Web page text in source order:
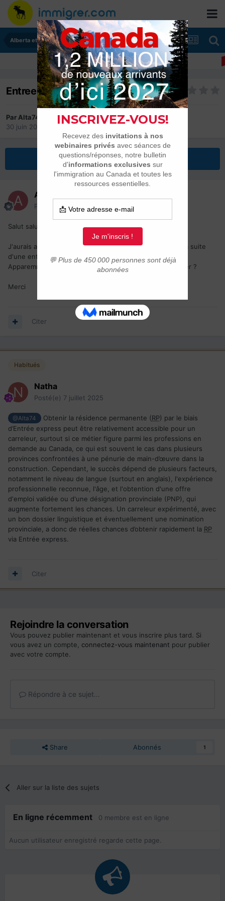
Alberta et Manitoba
Entree express et Rp
ParAlta74
30 juin 2025
Répondre à ce sujet
Alta74
Posté(e)30 juin 2025
Salut salut
J'aurais aimé savoir si il était difficile d'obtenir une
à la suite
d'une entrée express ?
Apparemment la spécialité Carreleur est difficile à combler ?
Merci
Citer
Habitués
Natha
Posté(e) 7 juillet 2025
@Alta74 Obtenir la résidence permanente (RP) par le biais
d’Entrée express peut être relativement accessible pour un
carreleur, surtout si ce métier figure parmi les professions en
demande au Canada, ce qui est souvent le cas dans plusieurs
provinces confrontées à une pénurie de main-d’œuvre dans la
construction. Cependant, le succès dépend de plusieurs facteurs,
notamment le niveau de langue (surtout en anglais), l'expérience
professionnelle reconnue, l'âge, et l'obtention d'une offre
d'emploi validée ou d'une désignation provinciale (PNP), qui
augmente fortement les chances. Un carreleur expérimenté, avec
un bon dossier linguistique et éventuellement une nomination
provinciale, a donc de réelles chances d’obtenir rapidement la RP
via Entrée express.
Citer
Rejoindre la conversation
Vous pouvez publier maintenant et vous inscrire plus tard. Si
vous avez un compte, connectez-vous maintenant pour publier
avec votre compte.
Répondre à ce sujet…
Share Abonnés 1
Aller sur la liste des sujets
En ligne récemment 0 membre est en ligne
Aucun utilisateur enregistré regarde cette page.